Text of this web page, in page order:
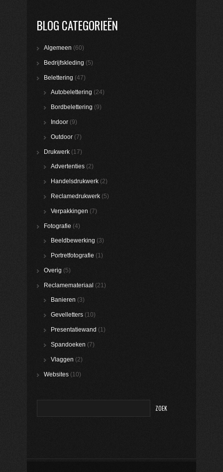
BLOG CATEGORIEËN
Algemeen (60)
Bedrijfskleding (5)
Belettering (47)
Autobelettering (24)
Bordbelettering (9)
Indoor (9)
Outdoor (7)
Drukwerk (17)
Advertenties (2)
Handelsdrukwerk (2)
Reclamedrukwerk (5)
Verpakkingen (7)
Fotografie (4)
Beeldbewerking (3)
Portretfotografie (1)
Overig (5)
Reclamemateriaal (21)
Banieren (3)
Gevelletters (10)
Presentatiewand (1)
Spandoeken (7)
Vlaggen (2)
Websites (10)